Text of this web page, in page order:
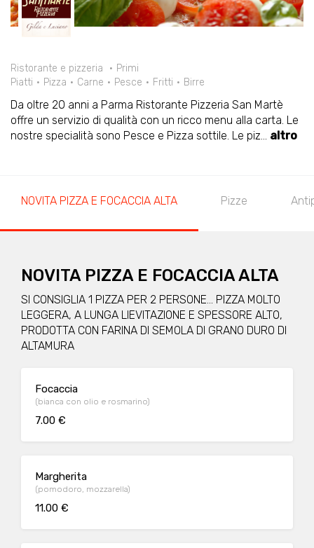
Ristorante e pizzeria
Primi
Piatti
Pizza Carne Pesce Fritti Birre
Da oltre 20 anni a Parma Ristorante Pizzeria San Martè
offre un servizio di qualità con un ricco menu alla carta. Le
nostre specialità sono Pesce e Pizza sottile. Le piz... altro
NOVITA PIZZA E FOCACCIA ALTA Pizze
NOVITA PIZZA E FOCACCIA ALTA
SI CONSIGLIA 1 PIZZA PER 2 PERSONE... PIZZA MOLTO
LEGGERA, A LUNGA LIEVITAZIONE E SPESSORE ALTO,
PRODOTTA CON FARINA DI SEMOLA DI GRANO DURO DI
ALTAMURA
Focaccia
(bianca con olio e rosmarino)
7.00 €
Margherita
(pomodoro, mozzarella)
11.00 €